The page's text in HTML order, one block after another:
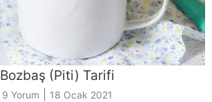
Bozbaş (Piti) Tarifi
9 Yorum 18 Ocak 2021